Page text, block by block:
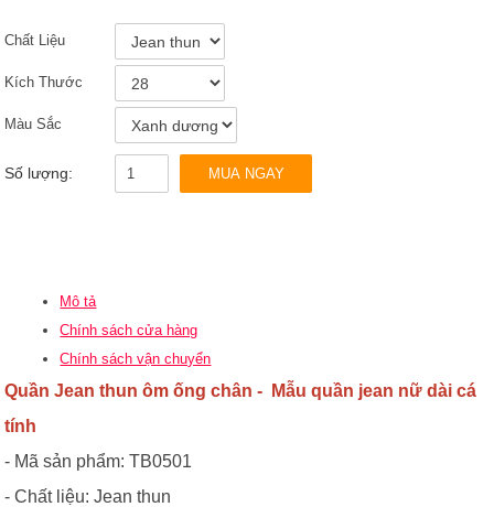
Chất Liệu
Kích Thước
Màu Sắc
MUA NGAY
Số lượng:
Mô tả
Chính sách cửa hàng
Chính sách vận chuyển
Quần Jean thun ôm ống chân - Mẫuquần jean nữ dài cá
tính
- Mã sản phẩm: TB0501
- Chất liệu: Jean thun